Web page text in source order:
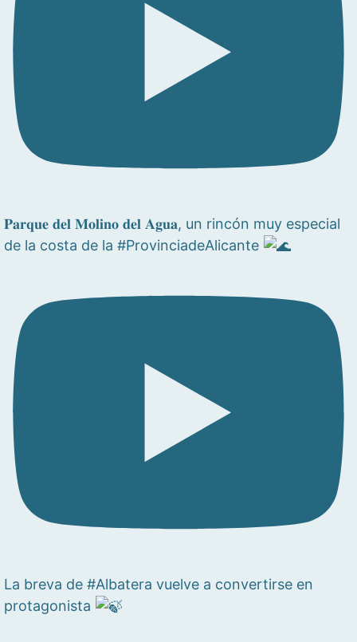
𝐏𝐚𝐫𝐪𝐮𝐞 𝐝𝐞𝐥 𝐌𝐨𝐥𝐢𝐧𝐨 𝐝𝐞𝐥 𝐀𝐠𝐮𝐚, un rincón muy especial
de la costa de la #ProvinciadeAlicante
La breva de #Albatera vuelve a convertirse en
protagonista